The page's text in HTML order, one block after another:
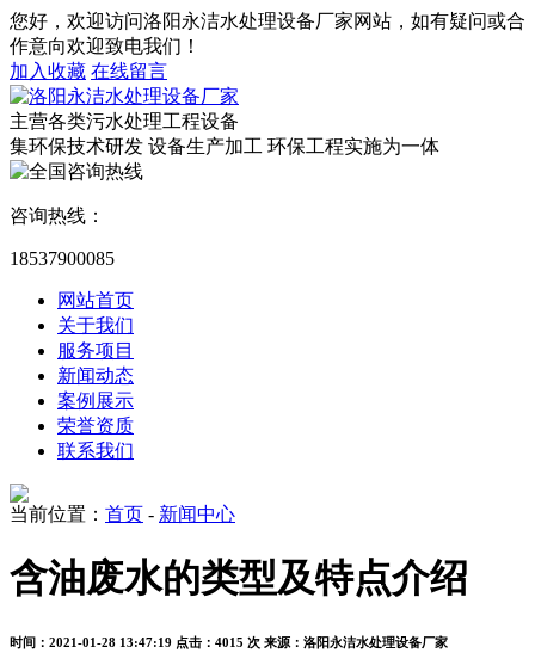
您好，欢迎访问洛阳永洁水处理设备厂家网站，如有疑问或合
作意向欢迎致电我们！
加入收藏 在线留言
主营各类污水处理工程设备
集环保技术研发 设备生产加工 环保工程实施为一体
咨询热线：
18537900085
网站首页
关于我们
服务项目
新闻动态
案例展示
荣誉资质
联系我们
当前位置： 首页 - 新闻中心
含油废水的类型及特点介绍
时间：2021-01-28 13:47:19 点击：4015 次 来源：洛阳永洁水处理设备厂家